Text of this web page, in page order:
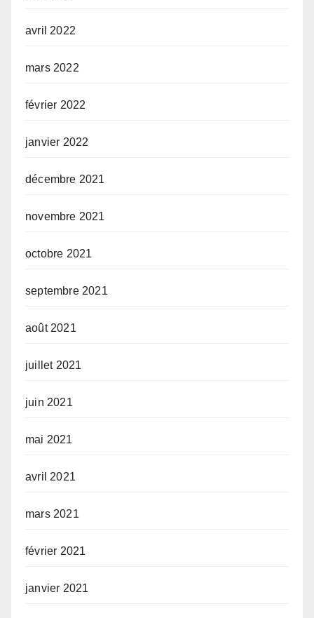
avril 2022
mars 2022
février 2022
janvier 2022
décembre 2021
novembre 2021
octobre 2021
septembre 2021
août 2021
juillet 2021
juin 2021
mai 2021
avril 2021
mars 2021
février 2021
janvier 2021